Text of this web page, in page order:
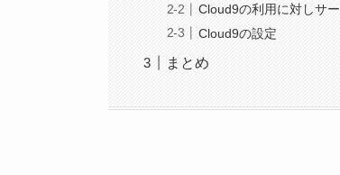
Cloud9の利用に対しサ
Cloud9の設定
まとめ